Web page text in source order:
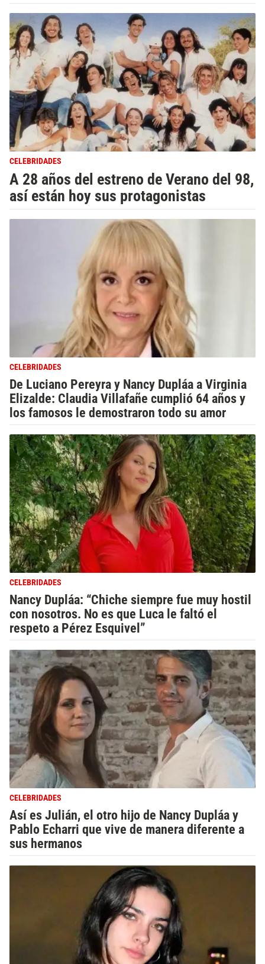
CELEBRIDADES
A 28 años del estreno de Verano del 98,
así están hoy sus protagonistas
CELEBRIDADES
De Luciano Pereyra y Nancy Dupláa a Virginia
Elizalde: Claudia Villafañe cumplió 64 años y
los famosos le demostraron todo su amor
CELEBRIDADES
Nancy Dupláa: “Chiche siempre fue muy hostil
con nosotros. No es que Luca le faltó el
respeto a Pérez Esquivel”
CELEBRIDADES
Así es Julián, el otro hijo de Nancy Dupláa y
Pablo Echarri que vive de manera diferente a
sus hermanos